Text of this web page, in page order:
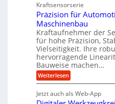
h
w
n
d
e
t
r
i
e
b
e
n
d
A
u
f
t
r
a
s
l
o
s
e
,
w
e
n
i
g
e
h
n
s
t
a
n
g
e
n
g
e
t
r
i
Kraftsensorserie
Präzision für
Maschinenbau
Kraftaufnehmer der
für hohe Präzision,
Vielseitigkeit. Ihre
hervorragende
Bauweise machen…
Weiterlesen:
P
ä
Jetzt auch als Web-App